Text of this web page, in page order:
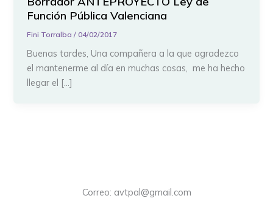
Función Pública Valenciana
Fini Torralba/ 04/02/2017
Buenas tardes, Una compañera a la que agradezco
el mantenerme al día en muchas cosas, me ha hecho
llegar el […]
Correo: avtpal@gmail.com